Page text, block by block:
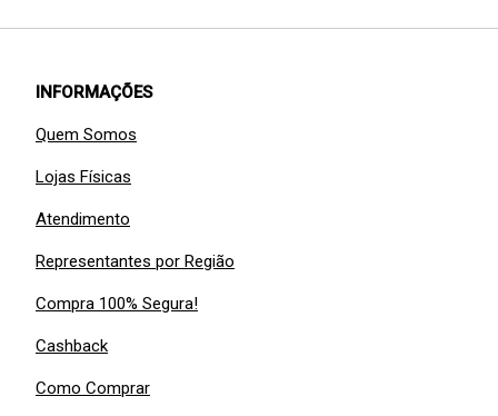
INFORMAÇÕES
Quem Somos
Lojas Físicas
Atendimento
Representantes por Região
Compra 100% Segura!
Cashback
Como Comprar